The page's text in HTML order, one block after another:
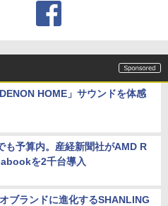
HOME」サウンドを体感
も予算内。産経新聞社がAMD R
を2千台導入
ブランドに進化するSHANLING